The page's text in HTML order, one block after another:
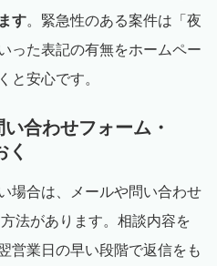
す。緊急性のある案件は「夜
った表記の有無をホームペー
と安心です。
合わせフォーム・
く
場合は、メールや問い合わせ
法があります。相談内容を
営業日の早い段階で返信をも